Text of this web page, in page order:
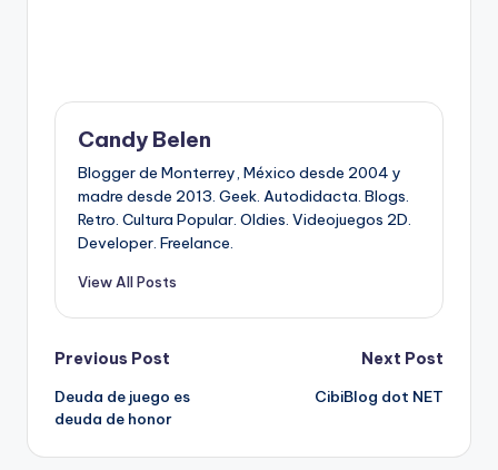
Candy Belen
Blogger de Monterrey, México desde 2004 y
madre desde 2013. Geek. Autodidacta. Blogs.
Retro. Cultura Popular. Oldies. Videojuegos 2D.
Developer. Freelance.
View All Posts
Post
navigation
Previous Post
Deuda de juego es
deuda de honor
Next Post
CibiBlog dot NET